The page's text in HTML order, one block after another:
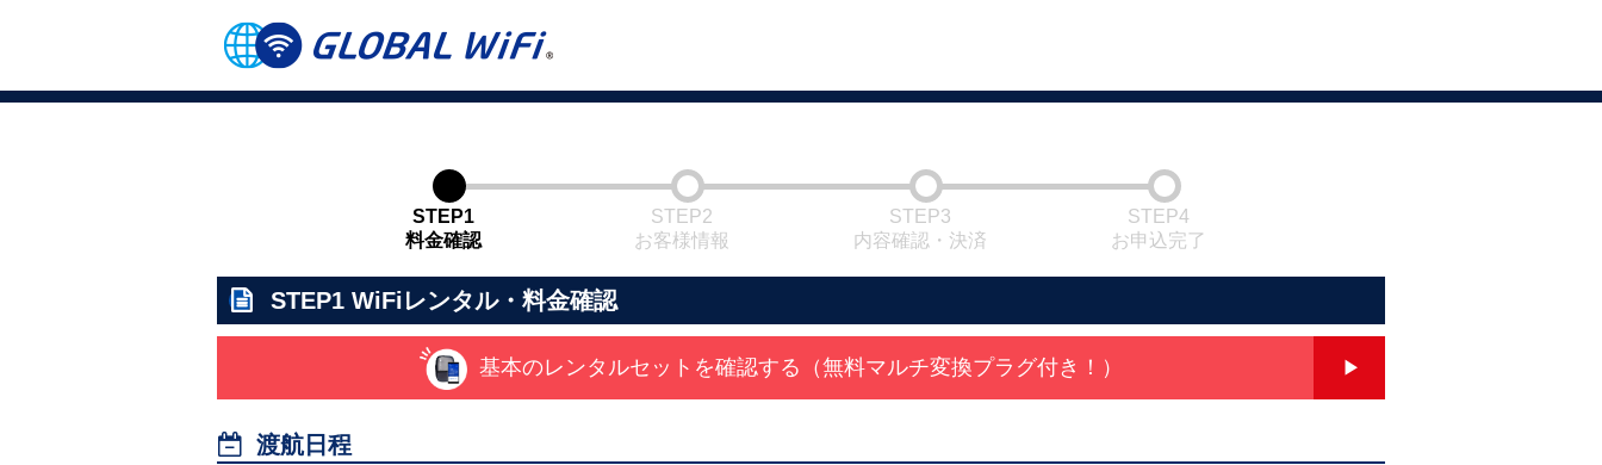
STEP1
料金確認
STEP2
お客様情報
STEP3
内容確認・決済
STEP4
お申込完了
STEP1 WiFiレンタル・料金確認
基本のレンタルセットを確認する（無料マルチ変換プラグ付き！）
 渡航日程